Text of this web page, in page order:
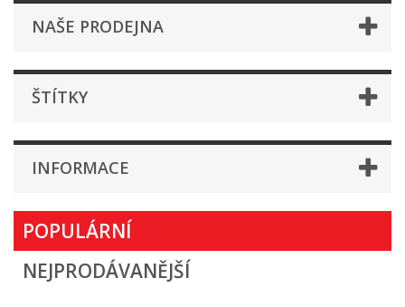
NAŠE PRODEJNA
ŠTÍTKY
INFORMACE
POPULÁRNÍ
NEJPRODÁVANĚJŠÍ